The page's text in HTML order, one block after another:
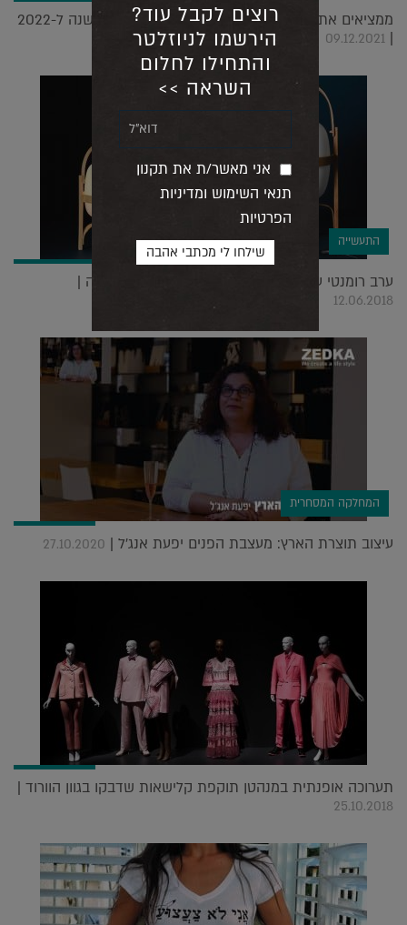
ממציאים את עצמם מחדש: פנטון הכריזו על צבע השנה ל-2022
|
09.12.2021
התעשייה
ערב רומנטי עם המעצבת הראשית של מותג התאורה |
12.06.2018
המחלקה המסחרית
עיצוב תוצרת הארץ: מעצבת הפנים יפעת אנג'ל | 27.10.2020
תערוכה אופנתית במנהטן תוקפת קלישאות שדבקו בגוון הוורוד |
25.10.2018
רוצים לקבל עוד?
הירשמו לניוזלטר
והתחילו לחלום
השראה >>
אני מאשר/ת את תקנון
תנאי השימוש ומדיניות
הפרטיות